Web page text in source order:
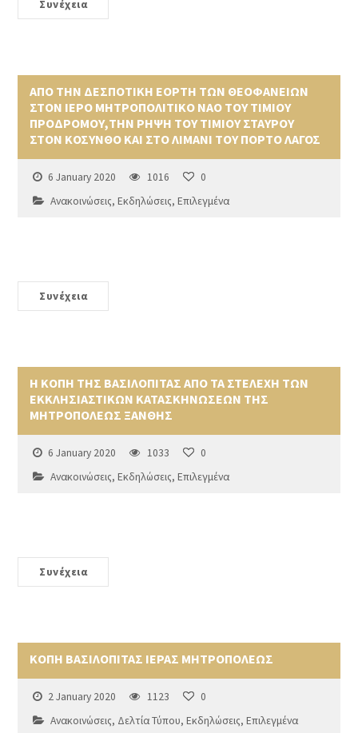
Συνέχεια
ΑΠΟ ΤΗΝ ΔΕΣΠΟΤΙΚΗ ΕΟΡΤΗ ΤΩΝ ΘΕΟΦΑΝΕΙΩΝ
ΣΤΟΝ ΙΕΡΟ ΜΗΤΡΟΠΟΛΙΤΙΚΟ ΝΑΟ ΤΟΥ ΤΙΜΙΟΥ
ΠΡΟΔΡΟΜΟΥ,ΤΗΝ ΡΗΨΗ ΤΟΥ ΤΙΜΙΟΥ ΣΤΑΥΡΟΥ
ΣΤΟΝ ΚΟΣΥΝΘΟ ΚΑΙ ΣΤΟ ΛΙΜΑΝΙ ΤΟΥ ΠΟΡΤΟ ΛΑΓΟΣ
6 January 2020 1016
0
Ανακοινώσεις,Εκδηλώσεις,Επιλεγμένα
Συνέχεια
Η ΚΟΠΗ ΤΗΣ ΒΑΣΙΛΟΠΙΤΑΣ ΑΠΟ ΤΑ ΣΤΕΛΕΧΗ ΤΩΝ
ΕΚΚΛΗΣΙΑΣΤΙΚΩΝ ΚΑΤΑΣΚΗΝΩΣΕΩΝ ΤΗΣ
ΜΗΤΡΟΠΟΛΕΩΣ ΞΑΝΘΗΣ
6 January 2020 1033
0
Ανακοινώσεις,Εκδηλώσεις,Επιλεγμένα
Συνέχεια
ΚΟΠΗ ΒΑΣΙΛΟΠΙΤΑΣ ΙΕΡΑΣ ΜΗΤΡΟΠΟΛΕΩΣ
2 January 2020 1123
0
Ανακοινώσεις, Δελτία Τύπου,Εκδηλώσεις,Επιλεγμένα